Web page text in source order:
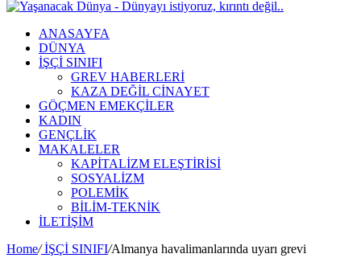
ANASAYFA
DÜNYA
İŞÇİ SINIFI
GREV HABERLERİ
KAZA DEĞİL CİNAYET
GÖÇMEN EMEKÇİLER
KADIN
GENÇLİK
MAKALELER
KAPİTALİZM ELEŞTİRİSİ
SOSYALİZM
POLEMİK
BİLİM-TEKNİK
ILETIŞIM
Home/İŞÇİ SINIFI/Almanya havalimanlarında uyarı grevi